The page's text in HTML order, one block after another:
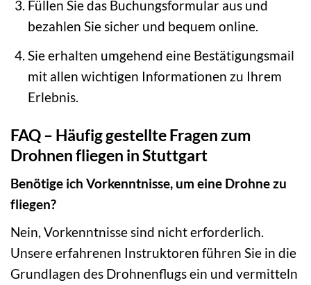
Füllen Sie das Buchungsformular aus und
bezahlen Sie sicher und bequem online.
Sie erhalten umgehend eine Bestätigungsmail
mit allen wichtigen Informationen zu Ihrem
Erlebnis.
FAQ – Häufig gestellte Fragen zum
Drohnen fliegen in Stuttgart
Benötige ich Vorkenntnisse, um eine Drohne zu
fliegen?
Nein, Vorkenntnisse sind nicht erforderlich.
Unsere erfahrenen Instruktoren führen Sie in die
Grundlagen des Drohnenflugs ein und vermitteln